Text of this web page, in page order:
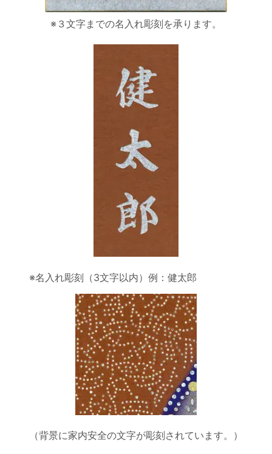
※３文字までの名入れ彫刻を承ります。
※名入れ彫刻（3文字以内）例：健太郎
（背景に家内安全の文字が彫刻されています。）